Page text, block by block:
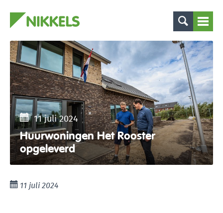
11 juli 2024
Huurwoningen Het Rooster
opgeleverd
11 juli 2024